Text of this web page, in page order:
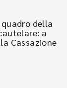
della
a
Cassazione